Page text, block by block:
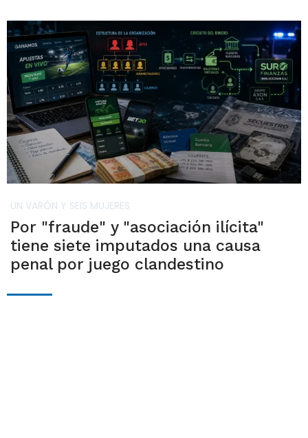
UN VARÓN Y SEIS MUJERES
Por "fraude" y "asociación ilícita"
tiene siete imputados una causa
penal por juego clandestino